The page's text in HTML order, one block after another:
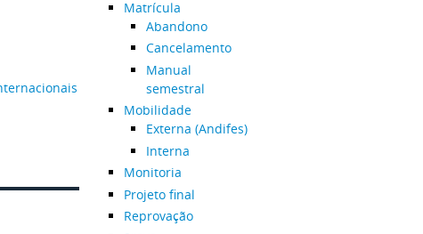
Matrícula
Abandono
Cancelamento
Manual
semestral
Mobilidade
Externa (Andifes)
Interna
Monitoria
Projeto final
Reprovação